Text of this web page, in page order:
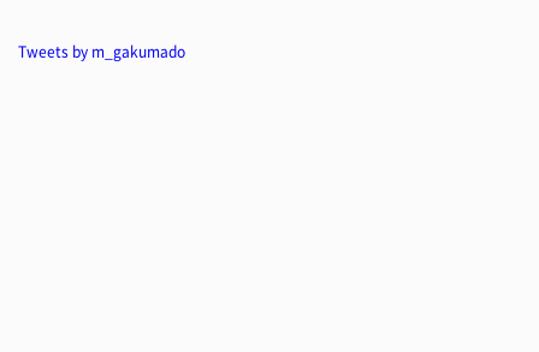
Tweets by m_gakumado